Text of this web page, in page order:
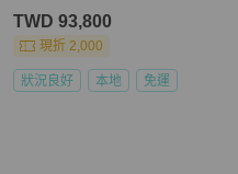
TWD 93,800
現折 2,000
狀況良好 本地 免運